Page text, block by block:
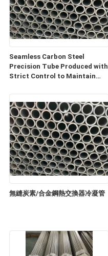
Seamless Carbon Steel
Precision Tube Produced with
Strict Control to Maintain
無縫炭素/合金鋼熱交換器冷凝管